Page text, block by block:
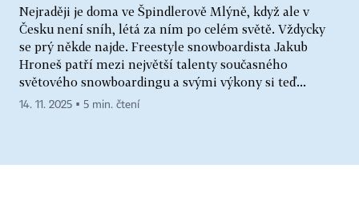
Nejraději je doma ve Špindlerově Mlýně, když ale v
Česku není sníh, létá za ním po celém světě. Vždycky
se prý někde najde. Freestyle snowboardista Jakub
Hroneš patří mezi největší talenty současného
světového snowboardingu a svými výkony si teď...
14. 11. 2025 ▪ 5 min. čtení